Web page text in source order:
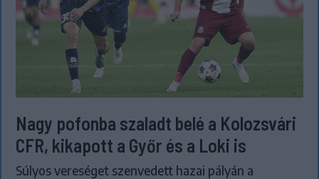
Nagy pofonba szaladt belé a Kolozsvári
CFR, kikapott a Győr és a Loki is
Súlyos vereséget szenvedett hazai pályán a